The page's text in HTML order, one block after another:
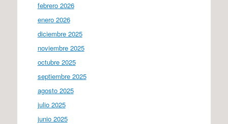
febrero 2026
enero 2026
diciembre 2025
noviembre 2025
octubre 2025
septiembre 2025
agosto 2025
julio 2025
junio 2025